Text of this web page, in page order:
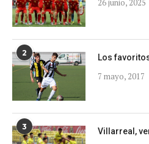
2 Los
7 mayo, 2017
3 Villarreal,